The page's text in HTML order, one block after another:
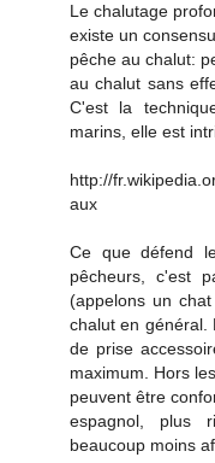
Le chalutage
existe un
pêche au chalut:
au chalut sans
C'est la
marins, elle est
http://
aux
Ce que défend
pêcheurs, c'est
(appelons un
chalut en général.
de prise
maximum. Hors
peuvent être
espagnol, plus
beaucoup moins